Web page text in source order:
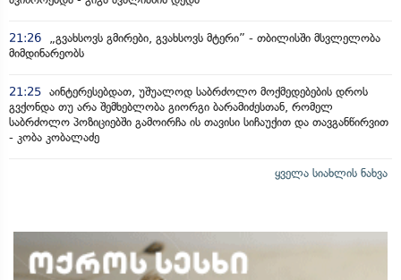
21:26
„გვახსოვს გმირები, გვახსოვს მტერი” - თბილისში მსვლელობა
მიმდინარეობს
21:25 აინტერესებდათ, უშუალოდ საბრძოლო მოქმედებების დროს
გვქონდა თუ არა შემხებლობა გიორგი ბარამიძესთან, რომელ
საბრძოლო პოზიციებში გამოირჩა ის თავისი სიჩაუქით და თავგანწირვით
- კობა კობალაძე
ყველა სიახლის ნახვა